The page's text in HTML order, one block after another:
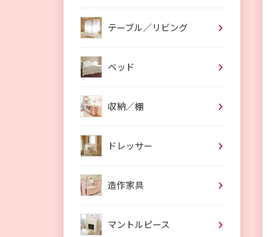
テーブル／リビング
ベッド
収納／棚
ドレッサー
造作家具
マントルピース